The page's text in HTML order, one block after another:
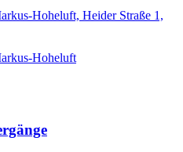
Hoheluft, Heider Straße 1,
Hoheluft